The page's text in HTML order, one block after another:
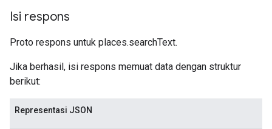
Isi respons
Proto respons untuk places.searchText.
Jika berhasil, isi respons memuat data dengan struktur
berikut:
Representasi JSON